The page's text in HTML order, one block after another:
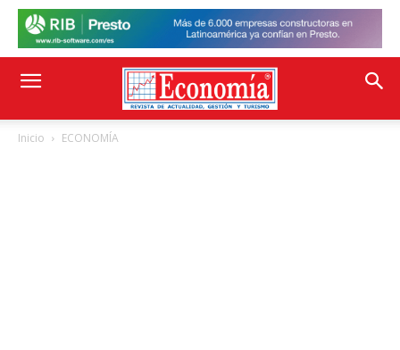
Inicio ECONOMÍA